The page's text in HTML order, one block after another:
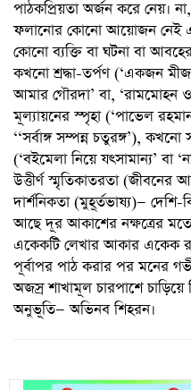
পাঠকপ্রিয়তা অর্জন করে নেয়।
ফলানোর কোনো আয়োজন নেই
কোনো ব্যক্তি বা ঘটনা বা
কখনো শ্রদ্ধা-তর্পণ (‘একজন
আমার গৌরদা’ বা, ‘রামমোহন
মূল্যায়নের স্পৃহা (‘পাভেল রহমান
‘‘সর্বাঙ্গ সম্পন্ন চতুরঙ্গ’),
(‘বইমেলা নিয়ে যৎসামান্য’ বা
উত্তীর্ণ স্মৃতিকাতরতা (জীবনের
দার্শনিকতা (মুহূর্তভাষ্য)— দেশি-
আছে দূর আকাশের নক্ষত্রের
একেকটি লেখার আকার একেক
পূর্বাপর পাঠ করার পর মনের
অজস্র শাখামূল চারপাশে
অনুভূতি— অভিনব শিহরন।